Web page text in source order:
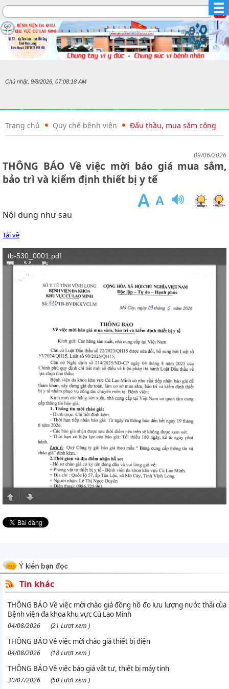
Chủ nhật, 9/8/2026, 07:08:18 AM
Trang chủ Quy chế bệnh viện Đấu thầu, mua sắm công
09/06/2026
THÔNG BÁO Về việc mời báo giá mua sắm,
bảo trì và kiểm định thiết bị y tế
Nội dung như sau
Tải về
Tin khác
THÔNG BÁO Về việc mời chào giá đồng hồ đo lưu lượng nước thải của
Bệnh viện đa khoa khu vực Cù Lao Minh
04/08/2026 (21 Lượt xem )
THÔNG BÁO Về việc mời chào giá thiết bị điện
04/08/2026 (18 Lượt xem )
THÔNG BÁO Về việc báo giá vật tư, thiết bị máy tính
30/07/2026 (50 Lượt xem )